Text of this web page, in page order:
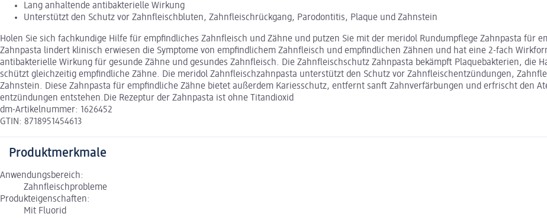
Lang anhaltende antibakterielle Wirkung
Unterstützt den Schutz vor Zahnfleischbluten, Zahnfleischrückgang, Parodontitis, Plaque und Zahnstein
Holen Sie sich fachkundige Hilfe für empfindliches Zahnfleisch und Zähne und putzen Sie mit der meridol Rundumpflege Zahnpasta für
Zahnpasta lindert klinisch erwiesen die Symptome von empfindlichem Zahnfleisch und empfindlichen Zähnen und hat eine 2-fach
antibakterielle Wirkung für gesunde Zähne und gesundes Zahnfleisch. Die Zahnfleischschutz Zahnpasta bekämpft Plaquebakterien, die
schützt gleichzeitig empfindliche Zähne. Die meridol Zahnfleischzahnpasta unterstützt den Schutz vor Zahnfleischentzündungen,
Zahnstein. Diese Zahnpasta für empfindliche Zähne bietet außerdem Kariesschutz, entfernt sanft Zahnverfärbungen und erfrischt den
entzündungen entstehen.Die Rezeptur der Zahnpasta ist ohne Titandioxid
dm-Artikelnummer: 1626452
GTIN: 8718951454613
Produktmerkmale
Anwendungsbereich:
Zahnfleischprobleme
Produkteigenschaften:
Mit Fluorid